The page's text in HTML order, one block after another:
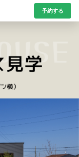
予約する